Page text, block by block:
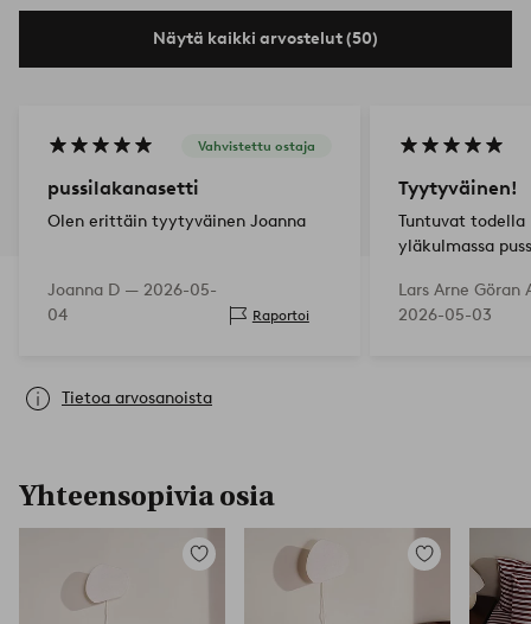
Näytä kaikki arvostelut (50)
Vahvistettu ostaja
pussilakanasetti
Olen erittäin tyytyväinen Joanna
Joanna D — 2026-05-
04
Raportoi
Tyytyväinen!
Tuntuvat todella
yläkulmassa
plussa. Olisi
nappia
Lars Arne Göran
2026-05-03
Tietoa arvosanoista
Yhteensopivia osia
Lisää
Lisää
suosikkeihin